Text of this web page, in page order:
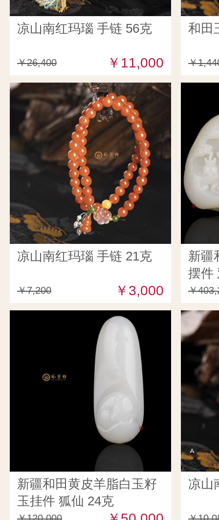
凉山南红玛瑙 手链 56克
￥26,400 ￥11,000
和田
￥
凉山南红玛瑙 手链 21克
￥7,200 ￥3,000
新疆
摆件
￥
新疆和田黄皮羊脂白玉籽
玉挂件 狐仙 24克
凉山